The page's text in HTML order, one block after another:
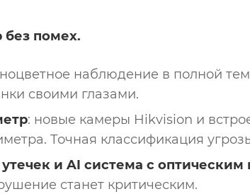
без помех.
наблюдение в полной
своими глазами.
: новые камеры Hikvision и
Точная классификация
и AI система c
станет критическим.